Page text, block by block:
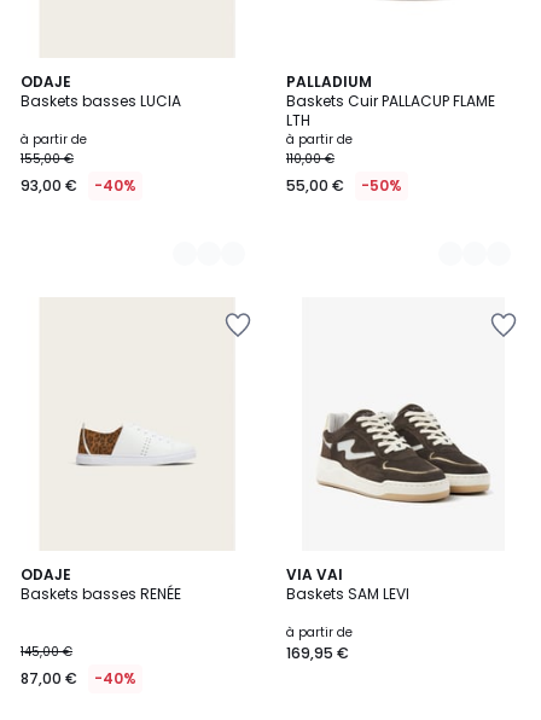
ODAJE
Baskets basses LUCIA
à partir de
155,00 €
93,00 € -40%
9
Couleurs
PALLADIUM
Baskets Cuir PALLACUP FLAME
LTH
à partir de
110,00 €
55,00 € -50%
7
Couleurs
ODAJE
Baskets basses RENÉE
145,00 €
87,00 € -40%
VIA VAI
Baskets SAM LEVI
à partir de
169,95 €
5
Couleurs